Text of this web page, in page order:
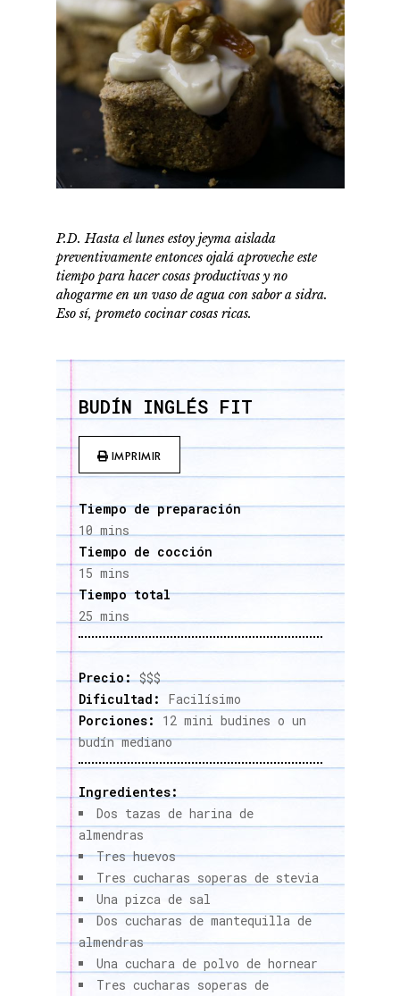
P.D. Hasta el lunes estoy jeyma aislada
preventivamente entonces ojalá aproveche este
tiempo para hacer cosas productivas y no
ahogarme en un vaso de agua con sabor a sidra.
Eso sí, prometo cocinar cosas ricas.
BUDÍN INGLÉS FIT
IMPRIMIR
Tiempo de preparación
10 mins
Tiempo de cocción
15 mins
Tiempo total
25 mins
Precio:$$$
Dificultad:
Facilísimo
Porciones:
12 mini budines o un
budín mediano
Ingredientes:
Dos tazas de harina de
almendras
Tres huevos
Tres cucharas soperas de stevia
Una pizca de sal
Dos cucharas de mantequilla de
almendras
Una cuchara de polvo de hornear
Tres cucharas soperas de